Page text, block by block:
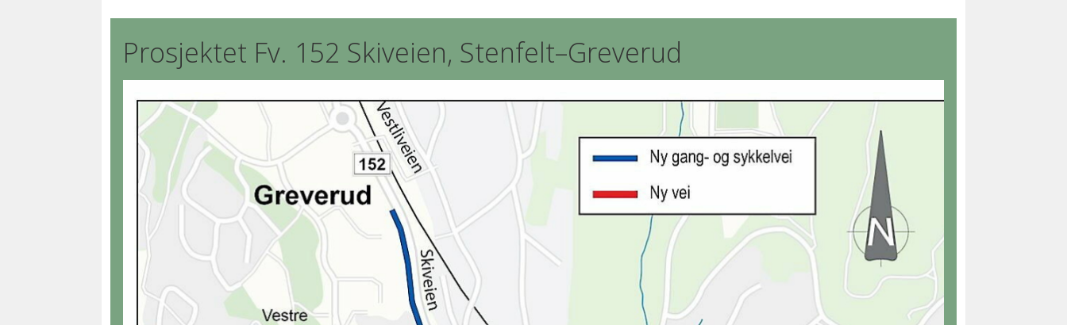
Prosjektet Fv. 152 Skiveien, Stenfelt–Greverud